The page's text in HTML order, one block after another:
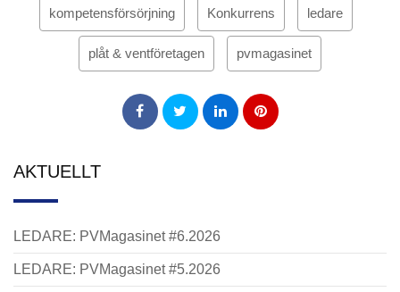
kompetensförsörjning Konkurrens ledare
plåt & ventföretagen pvmagasinet
AKTUELLT
LEDARE: PVMagasinet #6.2026
LEDARE: PVMagasinet #5.2026